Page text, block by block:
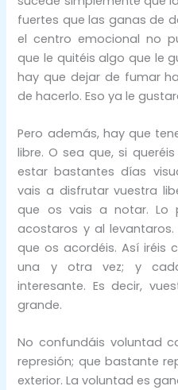
fuertes que las ganas de
el centro emocional no
que le quitéis algo que le
hay que dejar de fumar
de hacerlo. Eso ya le
Pero además, hay que
libre. O sea que, si
estar bastantes días
vais a disfrutar vuestra
que os vais a notar. Lo
acostaros y al
que os acordéis. Así iréis
una y otra vez; y
interesante. Es decir,
grande.
No confundáis voluntad
represión; que bastante
exterior. La voluntad es